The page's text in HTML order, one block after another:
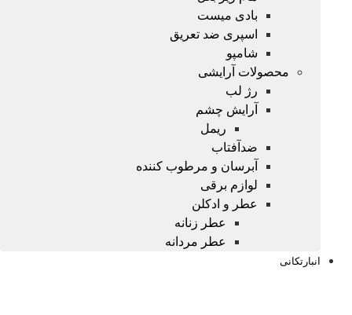
بادی میست
اسپری ضد تعریق
شامپو
محصولات آرایشی
رژ لب
آرایش چشم
ریمل
ضدآفتاب
آبرسان و مرطوب کننده
لوازم برقی
عطر و ادکلن
عطر زنانه
عطر مردانه
انبارتکانی